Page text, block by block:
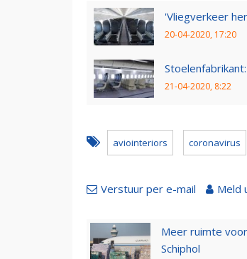
'Vliegverkeer
20-04-2020, 17:20
21-04-2020, 8:22
aviointeriors coronavirus
Verstuur per e-mail Meld
Meer ruimte
Schiphol